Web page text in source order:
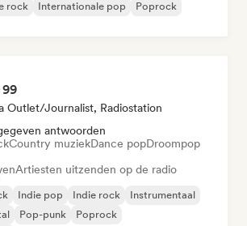
rock Internationale pop Poprock
99
Outlet/Journalist, Radiostation
antwoorden
Country muziekDance popDroompop
Artiesten uitzenden op de radio
Indie pop Indie rock
Instrumentaal
Pop-punk
Poprock